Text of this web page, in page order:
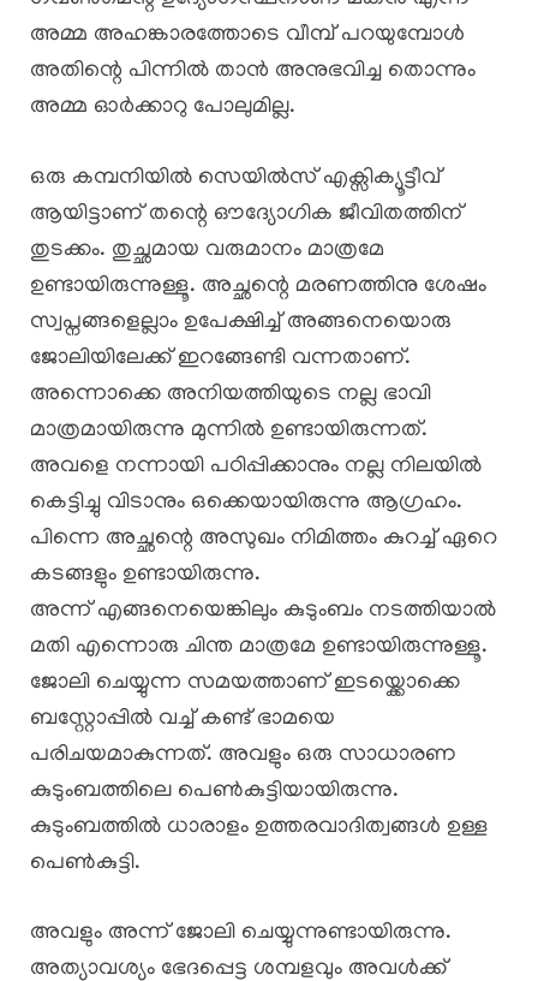
അമ്മ അഹങ്കാരത്തോടെ വീമ്പ് പറയുമ്പോൾ
അതിന്റെ പിന്നിൽ താൻ അനുഭവിച്ച തൊന്നും
അമ്മ ഓർക്കാറു പോലുമില്ല.
ഒരു കമ്പനിയിൽ സെയിൽസ് എക്സിക്യൂട്ടീവ്
ആയിട്ടാണ് തന്റെ ഔദ്യോഗിക ജീവിതത്തിന്
തുടക്കം. തുച്ഛമായ വരുമാനം മാത്രമേ
ഉണ്ടായിരുന്നുള്ളൂ. അച്ഛന്റെ മരണത്തിനു ശേഷം
സ്വപ്നങ്ങളെല്ലാം ഉപേക്ഷിച്ച് അങ്ങനെയൊരു
ജോലിയിലേക്ക് ഇറങ്ങേണ്ടി വന്നതാണ്.
അന്നൊക്കെ അനിയത്തിയുടെ നല്ല ഭാവി
മാത്രമായിരുന്നു മുന്നിൽ ഉണ്ടായിരുന്നത്.
അവളെ നന്നായി പഠിപ്പിക്കാനും നല്ല നിലയിൽ
കെട്ടിച്ചു വിടാനും ഒക്കെയായിരുന്നു ആഗ്രഹം.
പിന്നെ അച്ഛന്റെ അസുഖം നിമിത്തം കുറച്ച് ഏറെ
കടങ്ങളും ഉണ്ടായിരുന്നു.
അന്ന് എങ്ങനെയെങ്കിലും കുടുംബം നടത്തിയാൽ
മതി എന്നൊരു ചിന്ത മാത്രമേ ഉണ്ടായിരുന്നുള്ളൂ.
ജോലി ചെയ്യുന്ന സമയത്താണ് ഇടയ്ക്കൊക്കെ
ബസ്റ്റോപ്പിൽ വച്ച് കണ്ട് ഭാമയെ
പരിചയമാകുന്നത്. അവളും ഒരു സാധാരണ
കുടുംബത്തിലെ പെൺകുട്ടിയായിരുന്നു.
കുടുംബത്തിൽ ധാരാളം ഉത്തരവാദിത്വങ്ങൾ ഉള്ള
പെൺകുട്ടി.
അവളും അന്ന് ജോലി ചെയ്യുന്നുണ്ടായിരുന്നു.
അത്യാവശ്യം ഭേദപ്പെട്ട ശമ്പളവും അവൾക്ക്